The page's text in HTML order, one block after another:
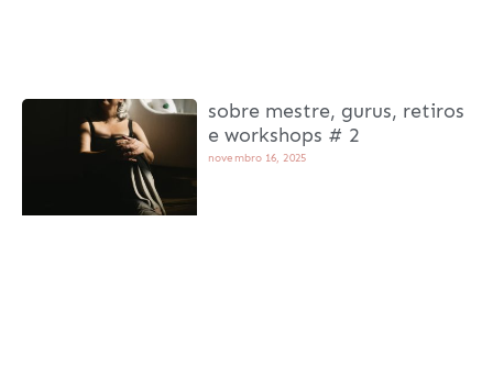
sobre mestre, gurus, retiros
e workshops # 2
novembro 16, 2025